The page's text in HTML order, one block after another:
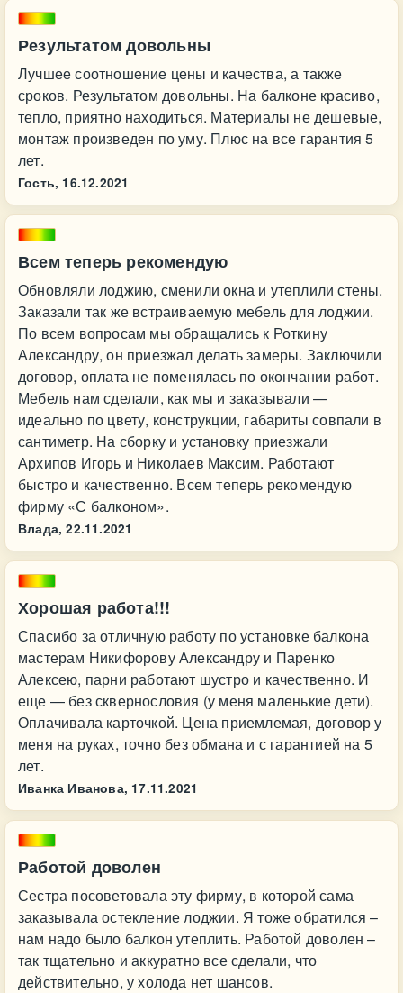
Результатом довольны
Лучшее соотношение цены и качества, а также
сроков. Результатом довольны. На балконе красиво,
тепло, приятно находиться. Материалы не дешевые,
монтаж произведен по уму. Плюс на все гарантия 5
лет.
Гость, 16.12.2021
Всем теперь рекомендую
Обновляли лоджию, сменили окна и утеплили стены.
Заказали так же встраиваемую мебель для лоджии.
По всем вопросам мы обращались к Роткину
Александру, он приезжал делать замеры. Заключили
договор, оплата не поменялась по окончании работ.
Мебель нам сделали, как мы и заказывали —
идеально по цвету, конструкции, габариты совпали в
сантиметр. На сборку и установку приезжали
Архипов Игорь и Николаев Максим. Работают
быстро и качественно. Всем теперь рекомендую
фирму «С балконом».
Влада, 22.11.2021
Хорошая работа!!!
Спасибо за отличную работу по установке балкона
мастерам Никифорову Александру и Паренко
Алексею, парни работают шустро и качественно. И
еще — без сквернословия (у меня маленькие дети).
Оплачивала карточкой. Цена приемлемая, договор у
меня на руках, точно без обмана и с гарантией на 5
лет.
Иванка Иванова, 17.11.2021
Работой доволен
Сестра посоветовала эту фирму, в которой сама
заказывала остекление лоджии. Я тоже обратился –
нам надо было балкон утеплить. Работой доволен –
так тщательно и аккуратно все сделали, что
действительно, у холода нет шансов.